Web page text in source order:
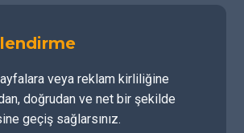
veya reklam kirliliğine
doğrudan ve net bir şekilde
geçiş sağlarsınız.